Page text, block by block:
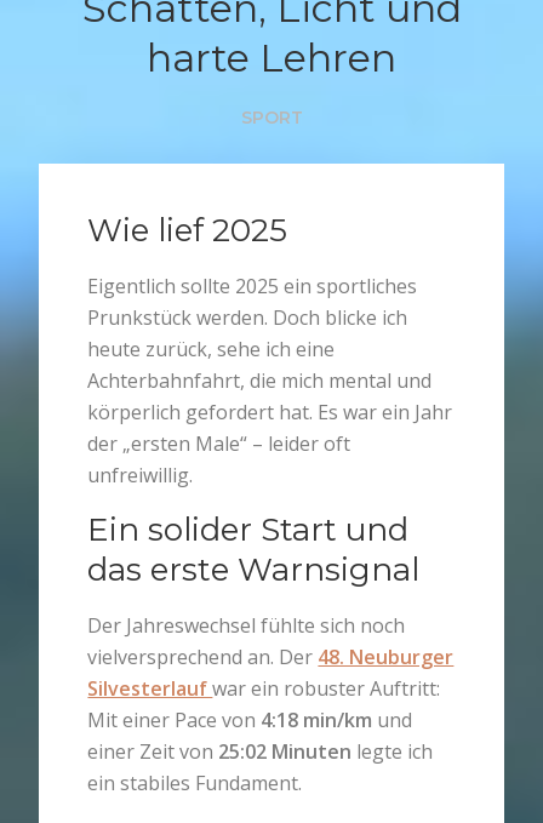
harte Lehren
SPORT
Wie lief 2025
Eigentlich sollte 2025 ein sportliches
Prunkstück werden. Doch blicke ich
heute zurück, sehe ich eine
Achterbahnfahrt, die mich mental und
körperlich gefordert hat. Es war ein Jahr
der „ersten Male“ – leider oft
unfreiwillig.
Ein solider Start und
das erste Warnsignal
Der Jahreswechsel fühlte sich noch
vielversprechend an. Der 48. Neuburger
Silvesterlaufwar ein robuster Auftritt:
Mit einer Pace von 4:18 min/km und
einer Zeit von 25:02 Minuten legte ich
ein stabiles Fundament.